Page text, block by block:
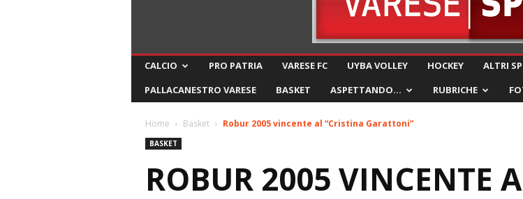
CALCIO PRO PATRIA VARESE FC UYBA VOLLEY HOCKEY ALTRI
PALLACANESTRO VARESE
BASKET ASPETTANDO… RUBRICHE
Home Basket Robur 2005 vincente al “Cristina Garattoni”
BASKET
ROBUR 2005 VINCENTE